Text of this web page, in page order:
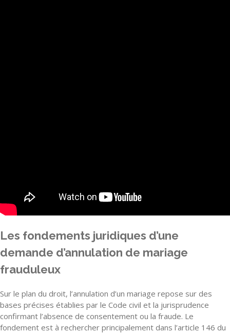
Les fondements juridiques d’une
demande d’annulation de mariage
frauduleux
Sur le plan du droit, l’annulation d’un mariage repose sur des
bases précises établies par le Code civil et la jurisprudence
confirmant l’absence de consentement ou la fraude. Le
fondement est à rechercher principalement dans l’article 146 du